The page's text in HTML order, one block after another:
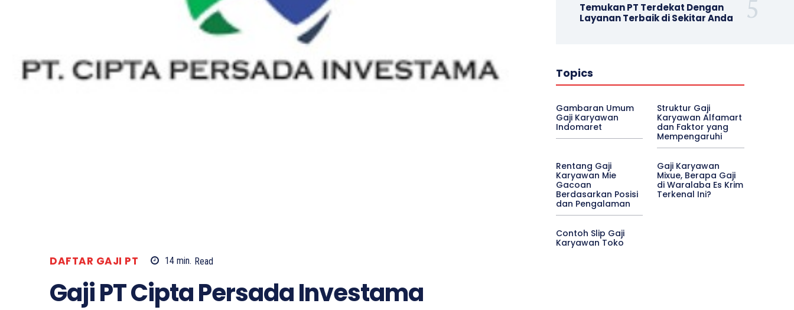
DAFTAR GAJI PT 14 min. Read
Gaji PT Cipta Persada Investama
Temukan PT Terdekat Dengan
Layanan Terbaik di Sekitar Anda
Topics
Gambaran Umum
Gaji Karyawan
Indomaret
Struktur Gaji
Karyawan Alfamart
dan Faktor yang
Mempengaruhi
Rentang Gaji
Karyawan Mie
Gacoan
Berdasarkan Posisi
dan Pengalaman
Gaji Karyawan
Mixue, Berapa Gaji
di Waralaba Es Krim
Terkenal Ini?
Contoh Slip Gaji
Karyawan Toko